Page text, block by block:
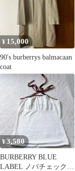
¥ 15,000
90's burberrys balmacaan
coat
¥3,580
BURBERRY BLUE
LABEL ノバチェック